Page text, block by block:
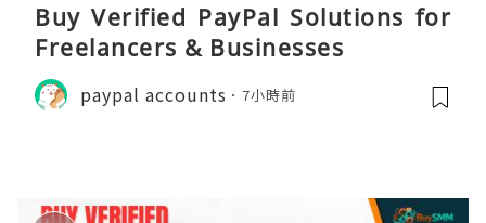
Buy Verified PayPal Solutions for
Freelancers & Businesses
paypal accounts 7小時前